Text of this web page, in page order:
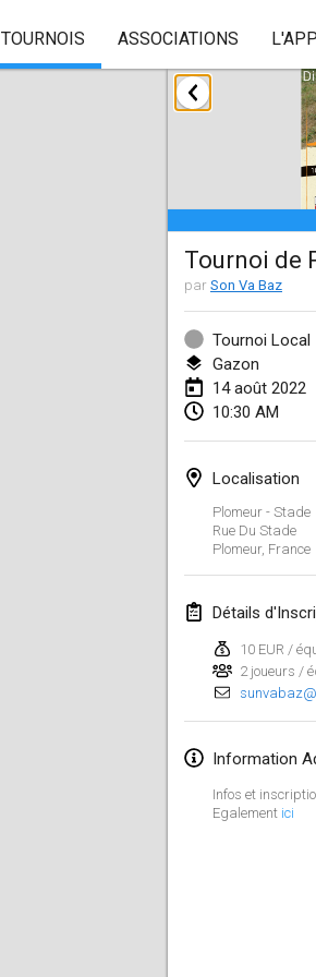
TOURNOIS ASSOCIATIONS
Tournoi de
par Son Va Baz
Tournoi Local
Gazon
14 août 2022
10:30 AM
Localisation
Plomeur - Stade
Rue Du Stade
Plomeur, France
Détails
10 EUR /
2 joueurs /
Information
Infos et
Egalement ici
janvier 2022
Tournoi
22 janv.
KKS Halli
22 janv.
Mölkky
22 janv. 2022
Suomelan
22 janv. 2022
23 janv. 2022
février 2022
4 févr. 2022
5 févr. 2022
Kohti